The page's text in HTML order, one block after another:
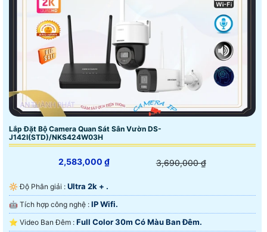
Lắp Đặt Bộ Camera Quan Sát Sân Vườn DS-
J142I(STD)/NKS424W03H
2,583,000 ₫ 3,690,000 ₫
🔆 Độ Phân giải : Ultra 2k + .
🤖️ Tích hợp công nghệ : IP Wifi.
⭐ Video Ban Đêm : Full Color 30m Có Màu Ban Ðêm.